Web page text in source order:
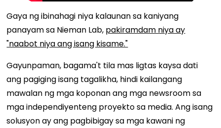
Gaya ng ibinahagi niya kalaunan sa kaniyang
panayam sa Nieman Lab, pakiramdam niya ay
"naabot niya ang isang kisame."
Gayunpaman, bagama't tila mas ligtas kaysa dati
ang pagiging isang tagalikha, hindi kailangang
mawalan ng mga koponan ang mga newsroom sa
mga independiyenteng proyekto sa media. Ang isang
solusyon ay ang pagbibigay sa mga kawani ng